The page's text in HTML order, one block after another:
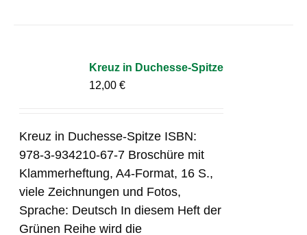
Kreuz in Duchesse-Spitze
12,00€
Kreuz in Duchesse-Spitze ISBN:
978-3-934210-67-7 Broschüre mit
Klammerheftung, A4-Format, 16 S.,
viele Zeichnungen und Fotos,
Sprache: Deutsch In diesem Heft der
Grünen Reihe wird die